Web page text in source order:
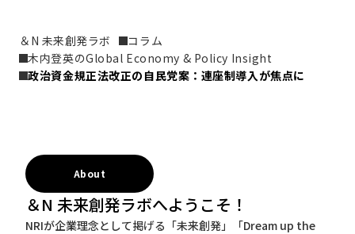
＆N 未来創発ラボ
コラム
木内登英のGlobal Economy & Policy Insight
政治資金規正法改正の自民党案：連座制導入が焦点に
About
＆N 未来創発ラボへようこそ！
NRIが企業理念として掲げる「未来創発」「Dream up the